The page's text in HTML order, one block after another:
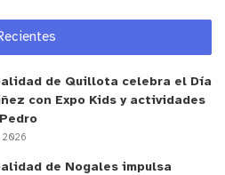
lo conocí tan poquito, pero
ser quillotano, de ser de
divisiones políticas, esas
en el mundo actual. Lo
es por un Quillota unido y
lo más importante. Así que
de Quillota celebra el Día
con Expo Kids y actividades
2026
de Nogales impulsa